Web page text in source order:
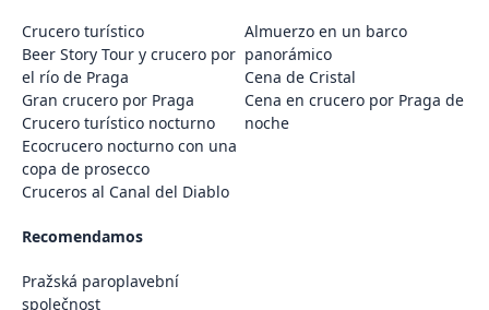
Crucero turístico
Beer Story Tour y crucero por
el río de Praga
Gran crucero por Praga
Crucero turístico nocturno
Ecocrucero nocturno con una
copa de prosecco
Cruceros al Canal del Diablo
Almuerzo en un barco
panorámico
Cena de Cristal
Cena en crucero por Praga de
noche
Recomendamos
Pražská paroplavební
společnost